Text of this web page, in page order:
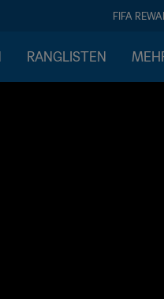
FIFA
RANGLISTEN